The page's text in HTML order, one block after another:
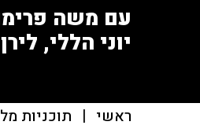
עם משה
יוני הללי,
ראשי | תוכניות